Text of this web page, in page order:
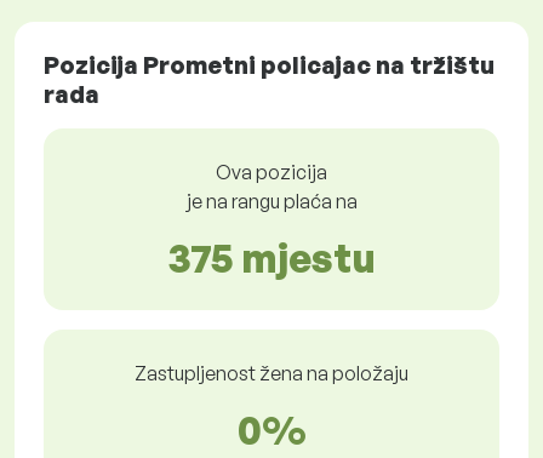
Pozicija Prometni policajac na tržištu
rada
Ova pozicija
je na rangu plaća na
375 mjestu
Zastupljenost žena na položaju
0%